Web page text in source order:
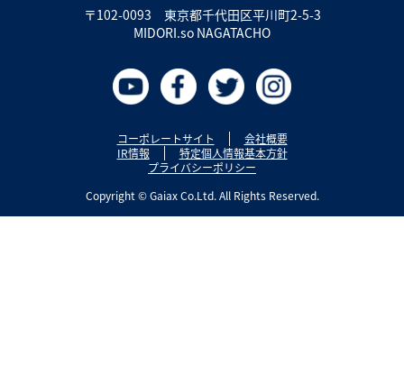
〒102-0093 東京都千代田区平川町2-5-3
MIDORI.so NAGATACHO
コーポレートサイト
会社概要
IR情報
特定個人情報基本方針
プライバシーポリシー
Copyright © Gaiax Co.Ltd. All Rights Reserved.